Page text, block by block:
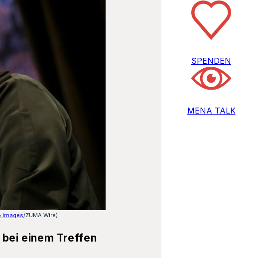
images/ZUMA Wire)
einem Treffen
SPENDEN
MENA TALK